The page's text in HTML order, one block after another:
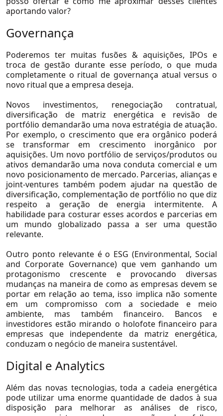
Conteúdo
Real Estate
Saúde
Seguros
Serviços Financeiros
Telecom, Mídia e Tecnologia
Utilidades
Private Equity e Venture Capital
Petróleo e Gás
Consumo e Varejo
Educação
Logística e Transportes
aportando valor?
Governança
Poderemos ter muitas fusões & aquisições, IPOs e
troca de gestão durante esse período, o que muda
completamente o ritual de governança atual versus o
novo ritual que a empresa deseja.
Novos investimentos, renegociação contratual,
diversificação de matriz energética e revisão de
portfólio demandarão uma nova estratégia de atuação.
Por exemplo, o crescimento que era orgânico poderá
se transformar em crescimento inorgânico por
aquisições. Um novo portfólio de serviços/produtos ou
ativos demandarão uma nova conduta comercial e um
novo posicionamento de mercado. Parcerias, alianças e
joint-ventures também podem ajudar na questão de
diversificação, complementação de portfólio no que diz
respeito a geração de energia intermitente. A
habilidade para costurar esses acordos e parcerias em
um mundo globalizado passa a ser uma questão
relevante.
Outro ponto relevante é o ESG (Environmental, Social
and Corporate Governance) que vem ganhando um
protagonismo crescente e provocando diversas
mudanças na maneira de como as empresas devem se
portar em relação ao tema, isso implica não somente
em um compromisso com a sociedade e meio
ambiente, mas também financeiro. Bancos e
investidores estão mirando o holofote financeiro para
empresas que independente da matriz energética,
conduzam o negócio de maneira sustentável.
Digital e Analytics
Além das novas tecnologias, toda a cadeia energética
pode utilizar uma enorme quantidade de dados à sua
disposição para melhorar as análises de risco,